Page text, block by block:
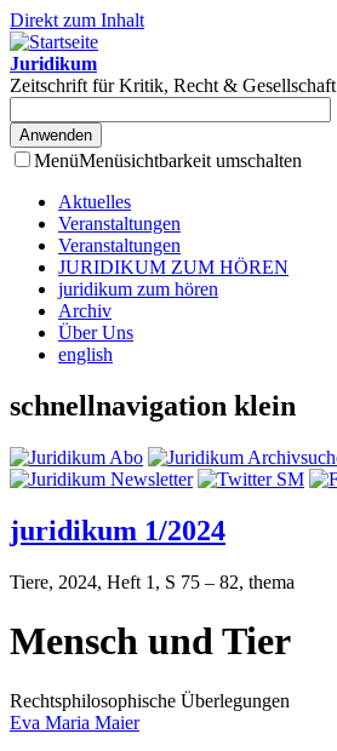
Direkt zum Inhalt
Juridikum
Zeitschrift für Kritik, Recht & Gesellschaft
MenüMenüsichtbarkeit umschalten
Aktuelles
Veranstaltungen
Veranstaltungen
JURIDIKUM ZUM HÖREN
juridikum zum hören
Archiv
Über Uns
english
schnellnavigation klein
juridikum 1/2024
Tiere, 2024, Heft 1, S 75 – 82, thema
Mensch und Tier
Rechtsphilosophische Überlegungen
Eva Maria Maier